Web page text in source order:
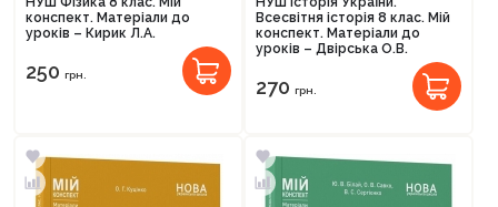
конспект. Матеріали до
уроків – Кирик Л.А.
250 грн.
Всесвітня історія 8 клас. Мій
конспект. Матеріали до
уроків – Двірська О.В.
270 грн.